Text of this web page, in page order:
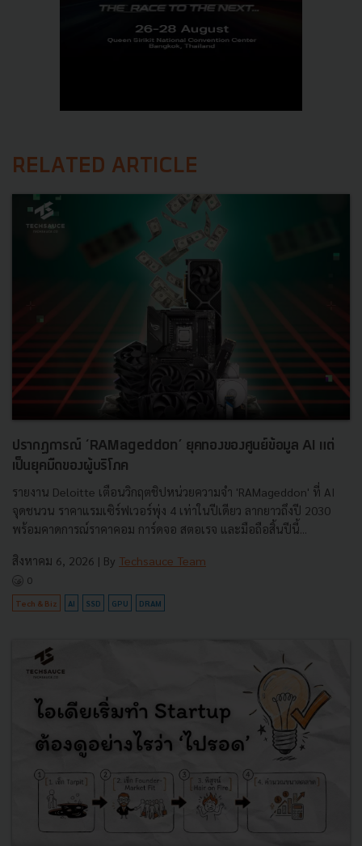
RELATED ARTICLE
ปรากฏการณ์ ‘RAMageddon’ ยุคทองของศูนย์ข้อมูล AI แต่
เป็นยุคมืดของผู้บริโภค
รายงาน Deloitte เตือนวิกฤตชิปหน่วยความจำ 'RAMageddon' ที่ AI
จุดชนวน ราคาแรมเซิร์ฟเวอร์พุ่ง 4 เท่าในปีเดียว ลากยาวถึงปี 2030
พร้อมคาดการณ์ราคาคอม การ์ดจอ สตอเรจ และมือถือสิ้นปีนี้...
สิงหาคม 6, 2026 | By Techsauce Team
0
Tech & Biz AI SSD GPU DRAM